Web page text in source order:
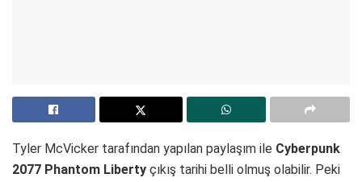
Tyler McVicker tarafından yapılan paylaşım ile Cyberpunk
2077 Phantom Liberty çıkış tarihi belli olmuş olabilir. Peki